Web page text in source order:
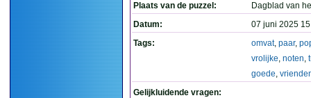
Plaats van de puzzel:
Dagblad van
Datum:
07 juni 2025
Tags:
omvat, paar,
vrolijke, noten,
goede,
Gelijkluidende vragen: